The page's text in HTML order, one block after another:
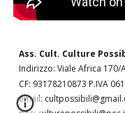
Ass. Cult. Culture
Indirizzo: Viale Africa 170/
CF: 93178210873 P.IVA
email: